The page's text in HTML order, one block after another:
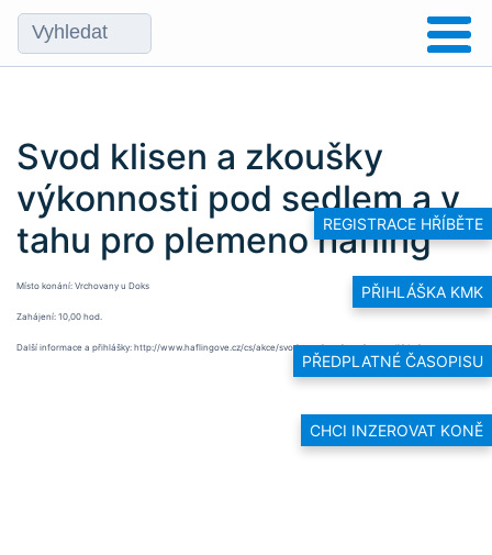
REGISTRACE HŘÍBĚTE
PŘIHLÁŠKA KMK
PŘEDPLATNÉ ČASOPISU
CHCI INZEROVAT KONĚ
Svod klisen a zkoušky
výkonnosti pod sedlem a v
tahu pro plemeno hafling
Místo konání: Vrchovany u Doks
Zahájení: 10,00 hod.
Další informace a přihlášky: http://www.haflingove.cz/cs/akce/svody-a-zkousky-vykonnosti.html